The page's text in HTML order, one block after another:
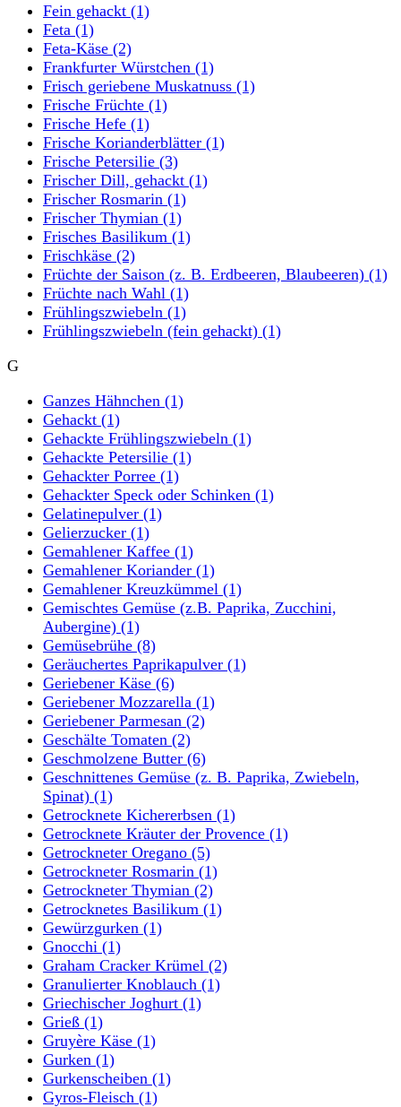
Fein gehackt (1)
Feta (1)
Feta-Käse (2)
Frankfurter Würstchen (1)
Frisch geriebene Muskatnuss (1)
Frische Früchte (1)
Frische Hefe (1)
Frische Korianderblätter (1)
Frische Petersilie (3)
Frischer Dill, gehackt (1)
Frischer Rosmarin (1)
Frischer Thymian (1)
Frisches Basilikum (1)
Frischkäse (2)
Früchte der Saison (z. B. Erdbeeren, Blaubeeren) (1)
Früchte nach Wahl (1)
Frühlingszwiebeln (1)
Frühlingszwiebeln (fein gehackt) (1)
G
Ganzes Hähnchen (1)
Gehackt (1)
Gehackte Frühlingszwiebeln (1)
Gehackte Petersilie (1)
Gehackter Porree (1)
Gehackter Speck oder Schinken (1)
Gelatinepulver (1)
Gelierzucker (1)
Gemahlener Kaffee (1)
Gemahlener Koriander (1)
Gemahlener Kreuzkümmel (1)
Gemischtes Gemüse (z.B. Paprika, Zucchini,
Aubergine) (1)
Gemüsebrühe (8)
Geräuchertes Paprikapulver (1)
Geriebener Käse (6)
Geriebener Mozzarella (1)
Geriebener Parmesan (2)
Geschälte Tomaten (2)
Geschmolzene Butter (6)
Geschnittenes Gemüse (z. B. Paprika, Zwiebeln,
Spinat) (1)
Getrocknete Kichererbsen (1)
Getrocknete Kräuter der Provence (1)
Getrockneter Oregano (5)
Getrockneter Rosmarin (1)
Getrockneter Thymian (2)
Getrocknetes Basilikum (1)
Gewürzgurken (1)
Gnocchi (1)
Graham Cracker Krümel (2)
Granulierter Knoblauch (1)
Griechischer Joghurt (1)
Grieß (1)
Gruyère Käse (1)
Gurken (1)
Gurkenscheiben (1)
Gyros-Fleisch (1)